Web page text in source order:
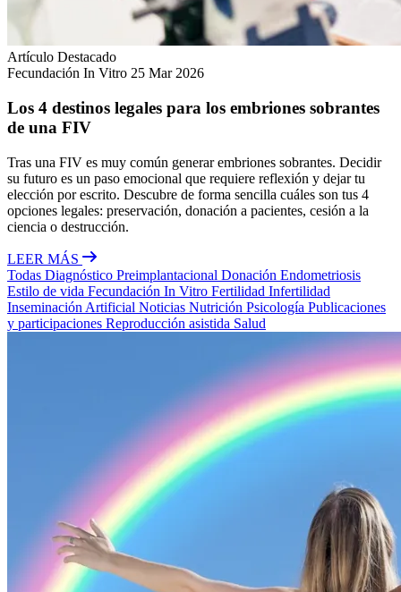
Artículo Destacado
Fecundación In Vitro 25 Mar 2026
Los 4 destinos legales para los embriones sobrantes
de una FIV
Tras una FIV es muy común generar embriones sobrantes. Decidir
su futuro es un paso emocional que requiere reflexión y dejar tu
elección por escrito. Descubre de forma sencilla cuáles son tus 4
opciones legales: preservación, donación a pacientes, cesión a la
ciencia o destrucción.
LEER MÁS
Todas Diagnóstico Preimplantacional Donación Endometriosis
Estilo de vida Fecundación In Vitro Fertilidad Infertilidad
Inseminación Artificial Noticias Nutrición Psicología Publicaciones
y participaciones Reproducción asistida Salud